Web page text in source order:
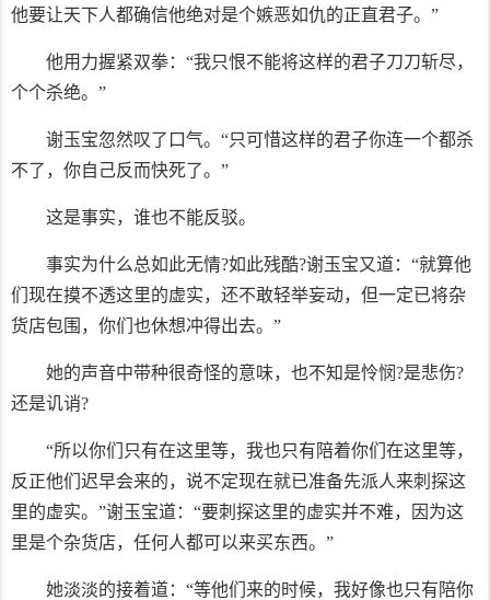
他要让天下人都确信他绝对是个嫉恶如仇的正直君子。”
他用力握紧双拳：“我只恨不能将这样的君子刀刀斩尽，
个个杀绝。”
谢玉宝忽然叹了口气。“只可惜这样的君子你连一个都杀
不了，你自己反而快死了。”
这是事实，谁也不能反驳。
事实为什么总如此无情?如此残酷?谢玉宝又道：“就算他
们现在摸不透这里的虚实，还不敢轻举妄动，但一定已将杂
货店包围，你们也休想冲得出去。”
她的声音中带种很奇怪的意味，也不知是怜悯?是悲伤?
还是讥诮?
“所以你们只有在这里等，我也只有陪着你们在这里等，
反正他们迟早会来的，说不定现在就已准备先派人来刺探这
里的虚实。”谢玉宝道：“要刺探这里的虚实并不难，因为这
里是个杂货店，任何人都可以来买东西。”
她淡淡的接着道：“等他们来的时候，我好像也只有陪你